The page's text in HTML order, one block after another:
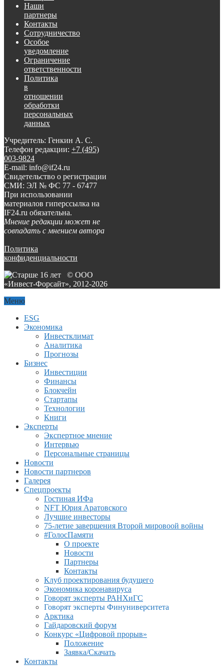
Наши
партнеры
Контакты
Сотрудничество
Особое
уведомление
Ограничение
ответственности
Политика
в
отношении
обработки
персональных
данных
Учредитель: Генкин А. С.
Телефон редакции: +7 (495)
003-9824
E-mail: info@if24.ru
Свидетельство о регистрации
СМИ: ЭЛ № ФС 77 - 67477
При использовании
материалов гиперссылка на
IF24.ru обязательна.
Мнение редакции может не
совпадать с мнением автора
Политика
конфиденциальности
© ООО
«Инвест-Форсайт», 2012-2026
Меню
ESG
Экономика
Инвестклимат
Аналитика
Прогнозы
Бизнес
Инвестиции
Финансы
Блокчейн
Стартапы
Технологии
Книги
Эксперты
Экспертное мнение
Интервью
Персональные страницы
Новости
Новости партнеров
Галерея
Спецпроекты
Гостиная ИФа
NFT Юрия Аратовского
Лучшие инвесторы
75-летие завершения Второй мировоой войны
#ГолосПамяти
О проекте
Новости
Партнеры
Контакты
Клуб проектирования будущего
Экономика коронавируса
Говорят эксперты РАНХиГС
Говорят эксперты Финуниверситета
Арктика
Гайдаровский форум
Конкурс «Цифровой прорыв»
Положение
Заявка/Скачать
Контакты